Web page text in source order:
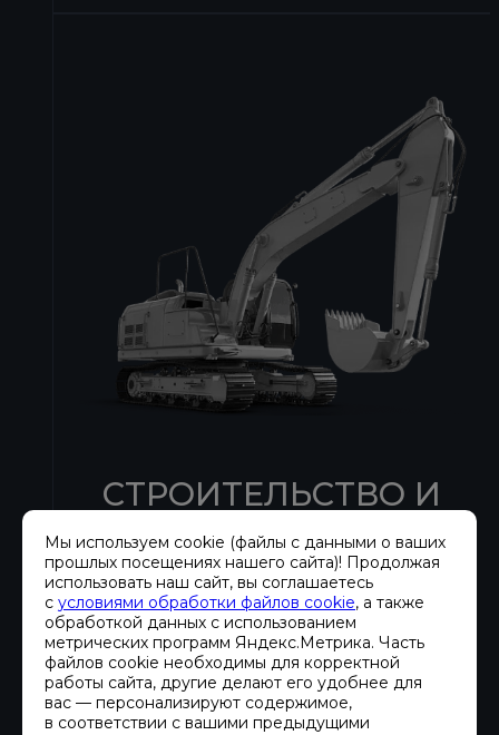
СТРОИТЕЛЬСТВО И
МОНТАЖ
Компания Хайтед с 2002 года
профессионально занимается
монтажом дизельных генераторных
установок и систем
Мы используем cookie (файлы с данными о ваших
прошлых посещениях нашего сайта)! Продолжая
использовать наш сайт, вы соглашаетесь
с условиями обработки файлов cookie, а также
обработкой данных с использованием
метрических программ Яндекс.Метрика. Часть
файлов cookie необходимы для корректной
работы сайта, другие делают его удобнее для
вас — персонализируют содержимое,
в соответствии с вашими предыдущими